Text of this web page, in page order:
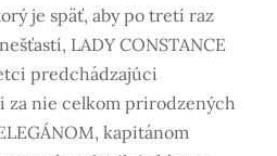
je späť, aby po tretí raz
LADY CONSTANCE
predchádzajúci
za nie celkom prirodzených
kapitánom